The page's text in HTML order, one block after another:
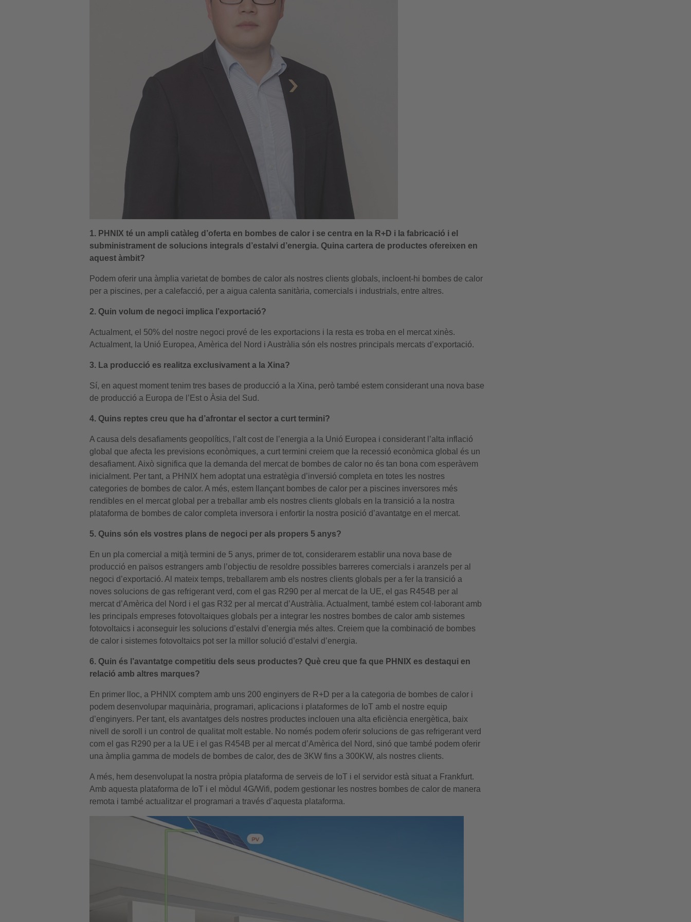
1. PHNIX té un ampli catàleg d’oferta en bombes de calor i se centra en la R+D i la fabricació i el
subministrament de solucions integrals d’estalvi d’energia. Quina cartera de productes ofereixen en
aquest àmbit?
Podem oferir una àmplia varietat de bombes de calor als nostres clients globals, incloent-hi bombes de calor
per a piscines, per a calefacció, per a aigua calenta sanitària, comercials i industrials, entre altres.
2. Quin volum de negoci implica l’exportació?
Actualment, el 50% del nostre negoci prové de les exportacions i la resta es troba en el mercat xinès.
Actualment, la Unió Europea, Amèrica del Nord i Austràlia són els nostres principals mercats d’exportació.
3. La producció es realitza exclusivament a la Xina?
Sí, en aquest moment tenim tres bases de producció a la Xina, però també estem considerant una nova base
de producció a Europa de l’Est o Àsia del Sud.
4. Quins reptes creu que ha d’afrontar el sector a curt termini?
A causa dels desafiaments geopolítics, l’alt cost de l’energia a la Unió Europea i considerant l’alta inflació
global que afecta les previsions econòmiques, a curt termini creiem que la recessió econòmica global és un
desafiament. Això significa que la demanda del mercat de bombes de calor no és tan bona com esperàvem
inicialment. Per tant, a PHNIX hem adoptat una estratègia d’inversió completa en totes les nostres
categories de bombes de calor. A més, estem llançant bombes de calor per a piscines inversores més
rendibles en el mercat global per a treballar amb els nostres clients globals en la transició a la nostra
plataforma de bombes de calor completa inversora i enfortir la nostra posició d’avantatge en el mercat.
5. Quins són els vostres plans de negoci per als propers 5 anys?
En un pla comercial a mitjà termini de 5 anys, primer de tot, considerarem establir una nova base de
producció en països estrangers amb l’objectiu de resoldre possibles barreres comercials i aranzels per al
negoci d’exportació. Al mateix temps, treballarem amb els nostres clients globals per a fer la transició a
noves solucions de gas refrigerant verd, com el gas R290 per al mercat de la UE, el gas R454B per al
mercat d’Amèrica del Nord i el gas R32 per al mercat d’Austràlia. Actualment, també estem col·laborant amb
les principals empreses fotovoltaiques globals per a integrar les nostres bombes de calor amb sistemes
fotovoltaics i aconseguir les solucions d’estalvi d’energia més altes. Creiem que la combinació de bombes
de calor i sistemes fotovoltaics pot ser la millor solució d’estalvi d’energia.
6. Quin és l’avantatge competitiu dels seus productes? Què creu que fa que PHNIX es destaqui en
relació amb altres marques?
En primer lloc, a PHNIX comptem amb uns 200 enginyers de R+D per a la categoria de bombes de calor i
podem desenvolupar maquinària, programari, aplicacions i plataformes de IoT amb el nostre equip
d’enginyers. Per tant, els avantatges dels nostres productes inclouen una alta eficiència energètica, baix
nivell de soroll i un control de qualitat molt estable. No només podem oferir solucions de gas refrigerant verd
com el gas R290 per a la UE i el gas R454B per al mercat d’Amèrica del Nord, sinó que també podem oferir
una àmplia gamma de models de bombes de calor, des de 3KW fins a 300KW, als nostres clients.
A més, hem desenvolupat la nostra pròpia plataforma de serveis de IoT i el servidor està situat a Frankfurt.
Amb aquesta plataforma de IoT i el mòdul 4G/Wifi, podem gestionar les nostres bombes de calor de manera
remota i també actualitzar el programari a través d’aquesta plataforma.